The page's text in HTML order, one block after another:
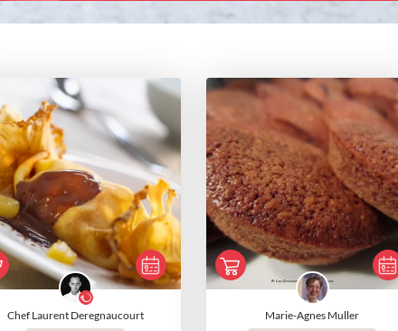
Chef Laurent Deregnaucourt Marie-Agnes Muller